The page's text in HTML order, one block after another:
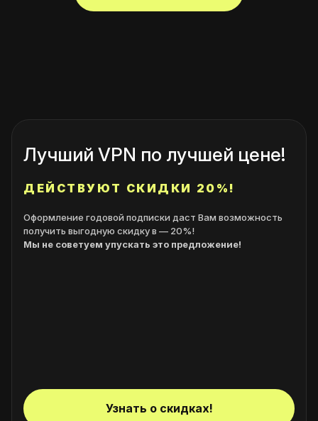
Лучший VPN по лучшей цене!
ДЕЙСТВУЮТ СКИДКИ 20%!
Оформление годовой подписки даст Вам возможность
получить выгодную скидку в — 20%!
Мы не советуем упускать это предложение!
Узнать о скидках!